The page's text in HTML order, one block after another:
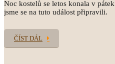
Noc kostelů se letos konala v
jsme se na tuto událost připravili.
ČÍST DÁL